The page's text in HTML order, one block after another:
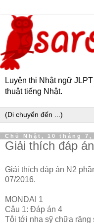
Luyện thi Nhật ngữ
thuật tiếng Nhật.
Chủ Nhật, 10 tháng 7,
Giải thích đáp
Giải thích đáp án N2
07/2016.
MONDAI 1
Câu 1: Đáp án 4
Tôi tới nha sỹ chữa răng